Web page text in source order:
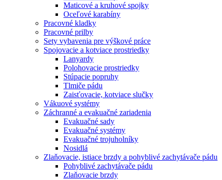
Maticové a kruhové spojky
Oceľové karabíny
Pracovné kladky
Pracovné prilby
Sety vybavenia pre výškové práce
Spojovacie a kotviace prostriedky
Lanyardy
Polohovacie prostriedky
Stúpacie popruhy
Tlmiče pádu
Zaisťovacie, kotviace slučky
Vákuové systémy
Záchranné a evakuačné zariadenia
Evakuačné sady
Evakuačné systémy
Evakuačné trojuholníky
Nosidlá
Zlaňovacie, istiace brzdy a pohyblivé zachytávače pádu
Pohyblivé zachytávače pádu
Zlaňovacie brzdy